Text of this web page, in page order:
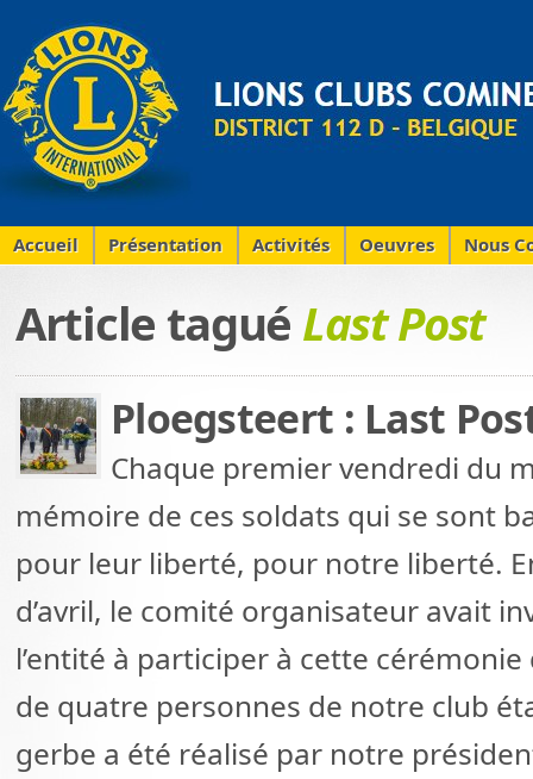
Accueil Présentation Activités Oeuvres Nous
Article tagué Last Post
Ploegsteert : Last
Chaque premier vendredi du
mémoire de ces soldats qui se sont
pour leur liberté, pour notre liberté.
d’avril, le comité organisateur avait
l’entité à participer à cette
de quatre personnes de notre club
gerbe a été réalisé par notre